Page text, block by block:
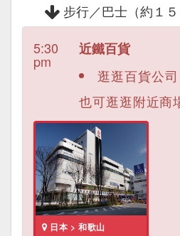
步行／巴士（約１
5:30
pm
近鐵百貨
逛逛百貨公司
也可逛逛附近商
日本 > 和歌山